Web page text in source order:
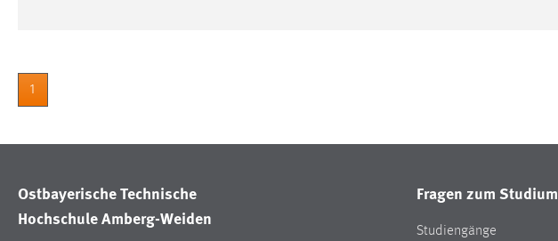
1
Ostbayerische Technische
Hochschule Amberg-Weiden
Fragen zum Studium
Studiengänge
Zweck:
nutzen zu können.